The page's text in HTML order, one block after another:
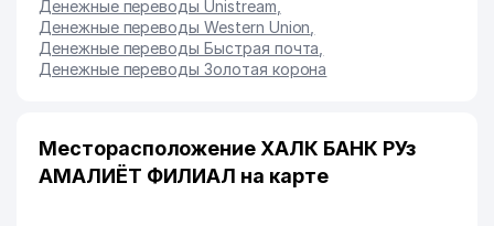
Денежные переводы Unistream
Денежные переводы Western Union
Денежные переводы Быстрая почта
Денежные переводы Золотая корона
Месторасположение ХАЛК БАНК РУз
АМАЛИЁТ ФИЛИАЛ на карте